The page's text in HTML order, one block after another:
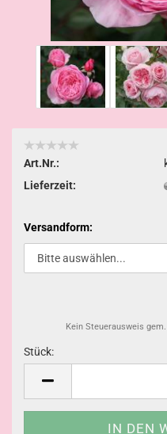
Art.Nr.:
Lieferzeit:
Versandform:
Kein Steuerausweis
Stück: